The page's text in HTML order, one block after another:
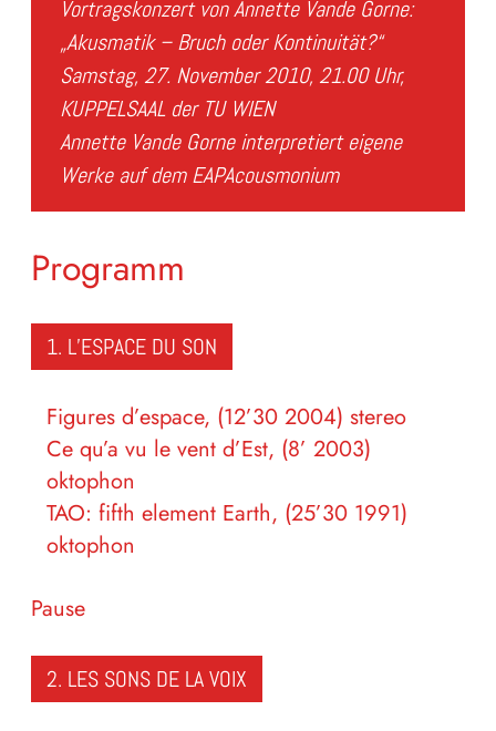
Vortragskonzert von Annette Vande Gorne:
„Akusmatik – Bruch oder Kontinuität?“
Samstag, 27. November 2010, 21.00 Uhr,
KUPPELSAAL der TU WIEN
Annette Vande Gorne interpretiert eigene
Werke auf dem EAPAcousmonium
Programm
1. L’ESPACE DU SON
Figures d’espace, (12’30 2004) stereo
Ce qu’a vu le vent d’Est, (8’ 2003)
oktophon
TAO: fifth element Earth, (25’30 1991)
oktophon
Pause
2. LES SONS DE LA VOIX